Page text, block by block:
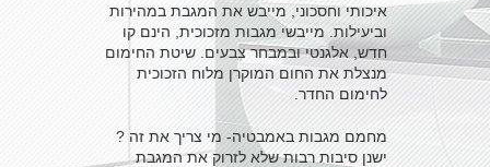
איכותי וחסכוני, מייבש את המגבת במהירות
וביעילות. מייבשי מגבות מזכוכית, הינם קו
חדש, אלגנטי ובמבחר צבעים. שיטת החימום
מנצלת את החום המוקרן מלוח הזכוכית
לחימום החדר.
מחמם מגבות באמבטיה- מי צריך את זה ?
ישנן סיבות רבות שלא לזרוק את המגבת